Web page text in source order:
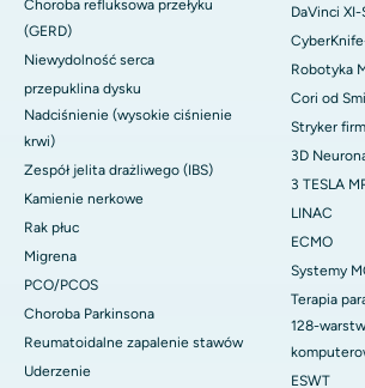
Choroba refluksowa przełyku
(GERD)
Niewydolność serca
przepuklina dysku
Nadciśnienie (wysokie ciśnienie
krwi)
Zespół jelita drażliwego (IBS)
Kamienie nerkowe
Rak płuc
Migrena
PCO/PCOS
Choroba Parkinsona
Reumatoidalne zapalenie stawów
Uderzenie
DaVinci
Robotyka
Cori od
Stryker
3D
3 TESLA
LINAC
ECMO
Systemy
Terapia
128-
ESWT